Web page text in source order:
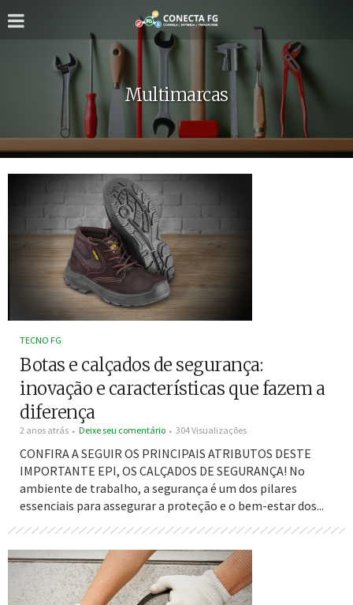
Multimarcas
TECNO FG
Botas e calçados de segurança:
inovação e características que fazem a
diferença
2 anos atrás Deixe seu comentário 304 Visualizações
CONFIRA A SEGUIR OS PRINCIPAIS ATRIBUTOS DESTE
IMPORTANTE EPI, OS CALÇADOS DE SEGURANÇA! No
ambiente de trabalho, a segurança é um dos pilares
essenciais para assegurar a proteção e o bem-estar dos...